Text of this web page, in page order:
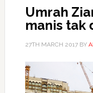
Umrah
manis tak
27TH MARCH 2017BY